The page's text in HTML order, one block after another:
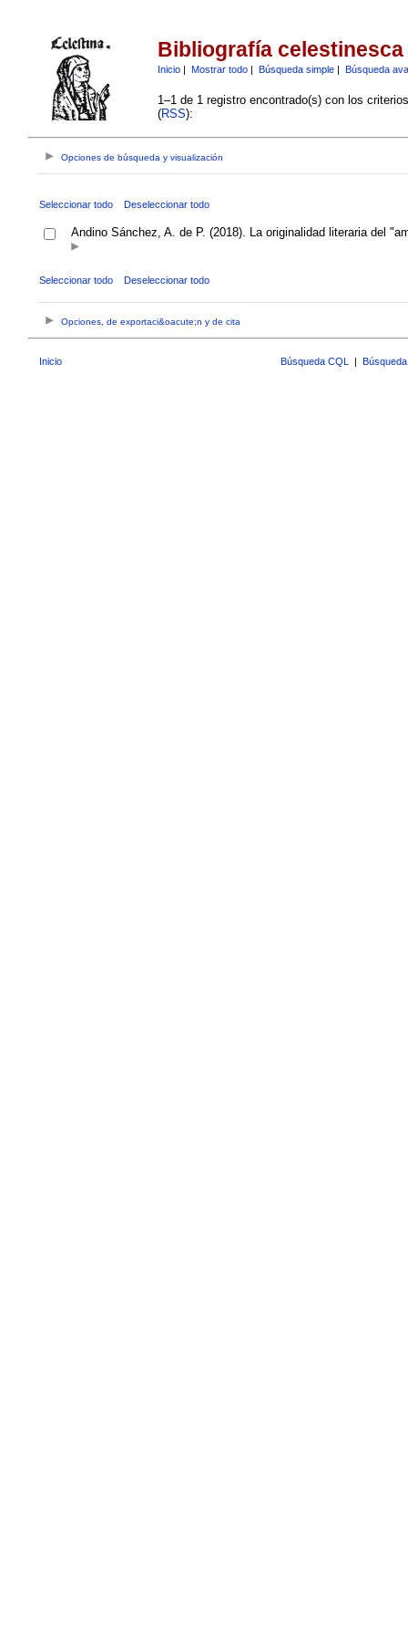
Bibliografía celestinesca
Inicio| Mostrar todo| Búsqueda simple| Búsqueda
1–1 de 1 registro encontrado(s) con los
(RSS):
Opciones de búsqueda y visualización
Seleccionar todo Deseleccionar todo
Andino Sánchez, A. de P. (2018). La originalidad literaria del
Seleccionar todo Deseleccionar todo
Opciones, de exportaci&oacute;n y de cita
Inicio Búsqueda CQL |